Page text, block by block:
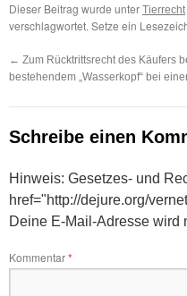
Dieser Beitrag wurde unter Tierrecht
verschlagwortet. Setze ein
← Zum Rücktrittsrecht des Käufers
bestehendem „Wasserkopf“ bei
Schreibe einen
Hinweis: Gesetzes- und
href="http://dejure.org/
Deine E-Mail-Adresse wird
Kommentar*